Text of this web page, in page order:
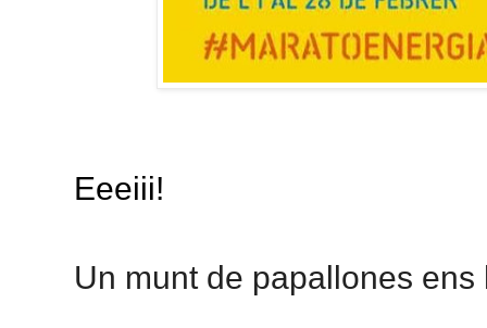
Eeeiii!
Un munt de papallones